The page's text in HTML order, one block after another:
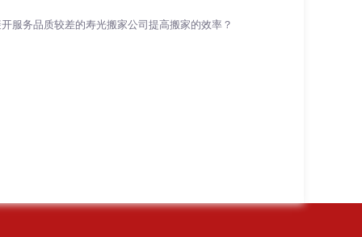
服务品质较差的寿光搬家公司提高搬家的效率？